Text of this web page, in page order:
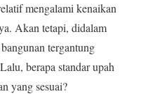
mengalami kenaikan
Akan tetapi, didalam
tergantung
berapa standar upah
yang sesuai?